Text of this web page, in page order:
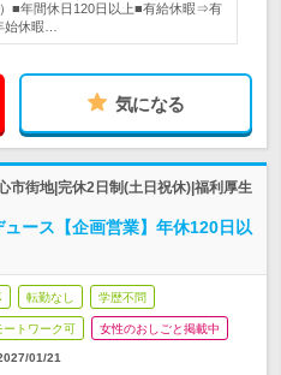
■年間休日120日以上■有給休暇⇒有
休暇…
気になる
市街地|完休2日制(土日祝休)|福利厚生
ース【企画営業】年休120日以
転勤なし 学歴不問
ートワーク可 女性のおしごと掲載中
01/21